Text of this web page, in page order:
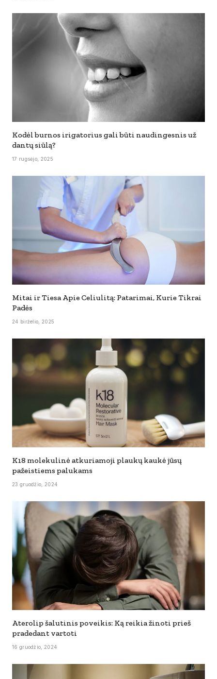
Kodėl burnos irigatorius gali būti naudingesnis už
dantų siūlą?
17 rugsėjo, 2025
Mitai ir Tiesa Apie Celiulitą: Patarimai, Kurie Tikrai
Padės
24 birželio, 2025
K18 molekulinė atkuriamoji plaukų kaukė jūsų
pažeistiems palukams
23 gruodžio, 2024
Aterolip šalutinis poveikis: Ką reikia žinoti prieš
pradedant vartoti
16 gruodžio, 2024